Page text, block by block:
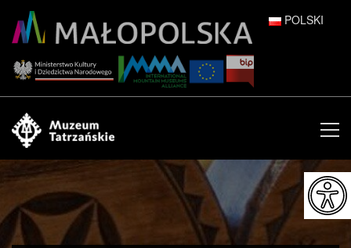
POLSKI
ENGLISH
ESPAÑOL
FRANÇAIS
ITALIANO